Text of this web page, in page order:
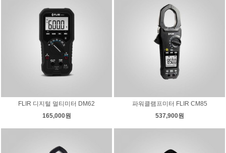
FLIR 디지털 멀티미터 DM62
165,000원
파워클램프미터 FLIR CM85
537,900원